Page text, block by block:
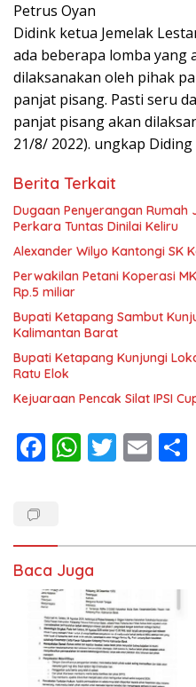
Petrus Oyan
Didink ketua Jemelak
ada beberapa lomba yang
dilaksanakan oleh pihak
panjat pisang. Pasti seru
panjat pisang akan
21/8/ 2022). ungkap Diding
Berita Terkait
Dugaan Penyerangan Rumah
Perkara Tuntas Dinilai Keliru
Alexander Wilyo Kantongi SK
Perwakilan Petani Koperasi
Rp.5 miliar
Bupati Ketapang Sambut
Kalimantan Barat
Bupati Ketapang Kunjungi
Ratu Elok
Kejuaraan Pencak Silat IPSI
F
o
o
k
W
A
p
p
T E
Baca Juga